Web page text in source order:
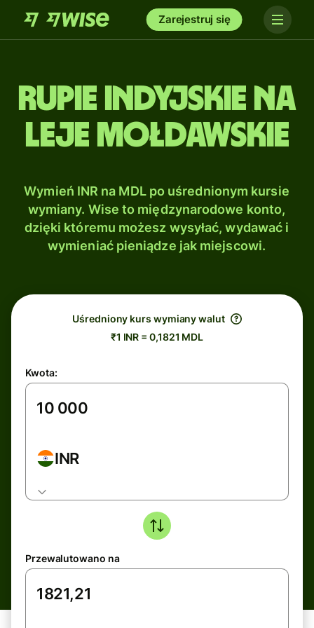
Zarejestruj się
Rupie indyjskie na
Leje mołdawskie
Wymień INR na MDL po uśrednionym kursie
wymiany. Wise to międzynarodowe konto,
dzięki któremu możesz wysyłać, wydawać i
wymieniać pieniądze jak miejscowi.
Uśredniony kurs wymiany walut
₹1 INR = 0,1821 MDL
Kwota:
INR
Przewalutowano na